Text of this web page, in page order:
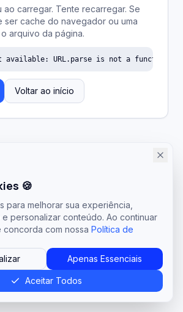
ao carregar. Tente recarregar. Se
ser cache do navegador ou uma
arquivo da página.
available: URL.parse is not a function
Voltar ao início
🍪
para melhorar sua experiência,
personalizar conteúdo. Ao continuar
com nossa Política de
Apenas Essenciais
Aceitar Todos